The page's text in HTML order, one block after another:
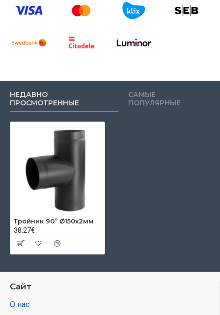
НЕДАВНО
ПРОСМОТРЕННЫЕ
САМЫЕ
ПОПУЛЯРНЫЕ
Тройник 90º Ø150x2мм
38.27€
Сайт
О нас